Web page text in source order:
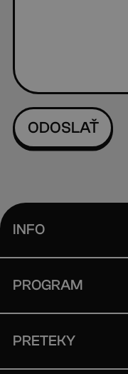
INFO
PROGRAM
PRETEKY